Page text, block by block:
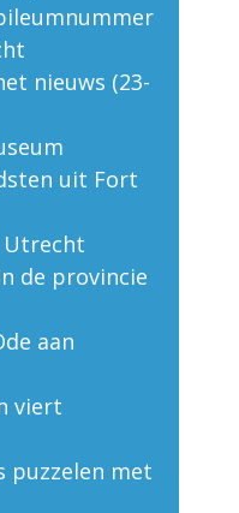
nieuws (23-
uit Fort
Utrecht
de provincie
aan
viert
puzzelen met